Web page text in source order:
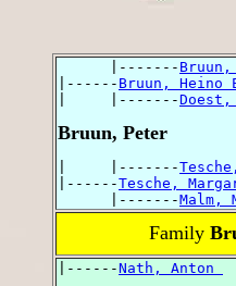
      |-------
|------ Bruun, Heino
|     |-------
Bruun, Peter
|     |-------
|------Tesche,
      |-------
Malm,
Family
|------Nath, Anton